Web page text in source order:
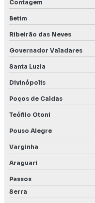
Levantamento de fauna
Levantamento de fauna
Santa
Levantamento de flora
Levantamento de meio
Levantamento
Licença de operação
Licenciamento
Licenciamento
Contagem
Betim
Ribeirão das Neves
Governador Valadares
Santa Luzia
Divinópolis
Poços de Caldas
Teófilo Otoni
Pouso Alegre
Varginha
Araguari
Passos
Serra